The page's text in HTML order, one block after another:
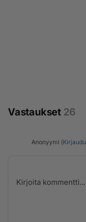
Vastaukset 26
Anonyymi (Kirjaudu